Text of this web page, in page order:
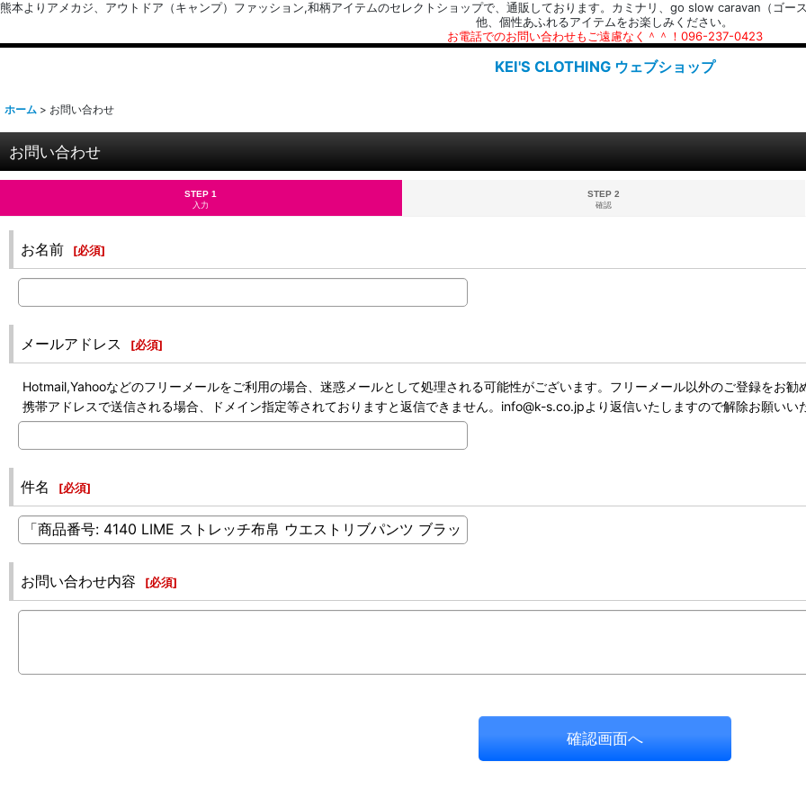
熊本よりアメカジ、アウトドア（キャンプ）ファッション,和柄アイテムのセレクトショップで、通販しております。カミナリ、go slow caravan（ゴー
他、個性あふれるアイテムをお楽しみください。
お電話でのお問い合わせもご遠慮なく＾＾！096-237-0423
KEI'S CLOTHING ウェブショップ
ホーム > お問い合わせ
お問い合わせ
STEP 1
入力
STEP 2
確認
お名前 [必須]
メールアドレス [必須]
Hotmail,Yahooなどのフリーメールをご利用の場合、迷惑メールとして処理される可能性がございます。フリーメール以外のご登録をお勧
携帯アドレスで送信される場合、ドメイン指定等されておりますと返信できません。info@k-s.co.jpより返信いたしますので解除お願いい
件名 [必須]
お問い合わせ内容 [必須]
確認画面へ